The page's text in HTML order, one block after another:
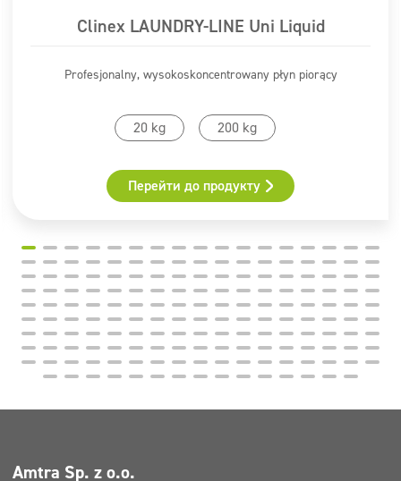
Clinex LAUNDRY-LINE Uni Liquid
Profesjonalny, wysokoskoncentrowany płyn piorący
20 kg 200 kg
Перейти до продукту
Amtra Sp. z o.o.